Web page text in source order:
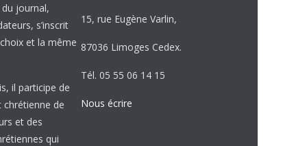
journal,
s’inscrit
et la même
il participe de
chrétienne de
et des
qui
15, rue Eugène Varlin,
87036 Limoges Cedex.
Tél. 05 55 06 14 15
Nous écrire